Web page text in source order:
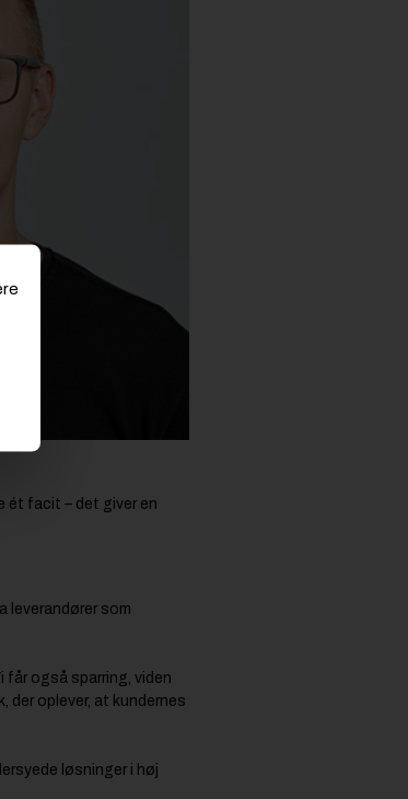
ét facit – det giver en
leverandører som
får også sparring, viden
der oplever, at kundernes
løsninger i høj